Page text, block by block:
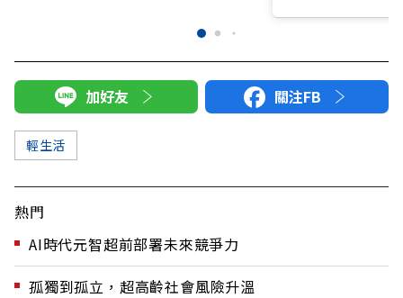
加好友 關注FB
輕生活
熱門
AI時代元智超前部署未來競爭力
孤獨到孤立，超高齡社會風險升溫